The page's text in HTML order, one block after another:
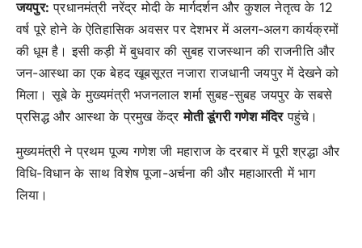
जयपुर: प्रधानमंत्री नरेंद्र मोदी के मार्गदर्शन और कुशल नेतृत्व के 12
वर्ष पूरे होने के ऐतिहासिक अवसर पर देशभर में अलग-अलग कार्यक्रमों
की धूम है। इसी कड़ी में बुधवार की सुबह राजस्थान की राजनीति और
जन-आस्था का एक बेहद खूबसूरत नजारा राजधानी जयपुर में देखने को
मिला। सूबे के मुख्यमंत्री भजनलाल शर्मा सुबह-सुबह जयपुर के सबसे
प्रसिद्ध और आस्था के प्रमुख केंद्रमोती डूंगरी गणेश मंदिरपहुंचे।
मुख्यमंत्री ने प्रथम पूज्य गणेश जी महाराज के दरबार में पूरी श्रद्धा और
विधि-विधान के साथ विशेष पूजा-अर्चना की और महाआरती में भाग
लिया।